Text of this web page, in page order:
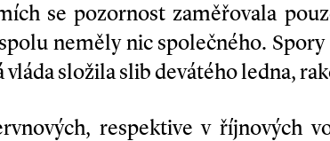
se pozornost zaměřovala
neměly nic společného.
vláda složila slib devátého ledna,
respektive v říjnových